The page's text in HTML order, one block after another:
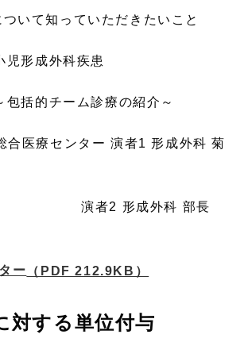
いて知っていただきたいこと
児形成外科疾患
包括的チーム診療の紹介～
合医療センター 演者1 形成外科 菊
形成外科 部長
ー （PDF 212.9KB）
対する単位付与